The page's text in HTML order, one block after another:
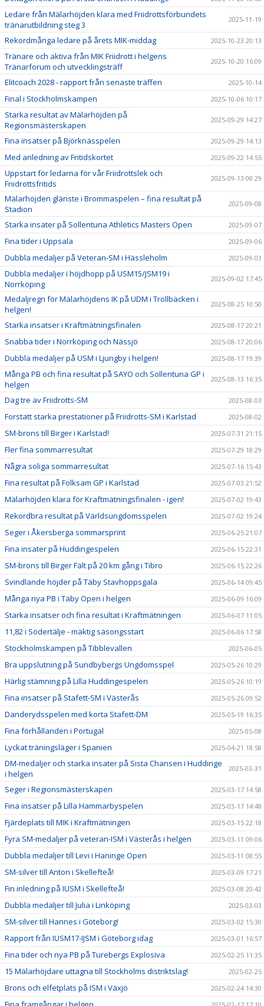
Ledare från Mälarhöjden klara med Friidrottsförbundets
tränarutbildning steg 3
2025-11-19
Rekordmånga ledare på årets MIK-middag 2025-10-23 20:13
Tränare och aktiva från MIK Friidrott i helgens
Tränarforum och utvecklingsträff
2025-10-20 16:09
Elitcoach 2028 - rapport från senaste träffen 2025-10-14
Final i Stockholmskampen 2025-10-06 10:17
Starka resultat av Mälarhöjden på
Regionsmästerskapen
2025-09-29 14:27
Fina insatser på Björknässpelen 2025-09-29 14:13
Med anledning av Fritidskortet 2025-09-22 14:55
Uppstart för ledarna för vår Friidrottslek och
Friidrottsfritids
2025-09-13 08:29
Mälarhöjden glänste i Brommaspelen – fina resultat på
Stadion
2025-09-08
Starka insater på Sollentuna Athletics Masters Open 2025-09-07
Fina tider i Uppsala 2025-09-06
Dubbla medaljer på Veteran-SM i Hässleholm 2025-09-03
Dubbla medaljer i höjdhopp på USM15/JSM19 i
Norrköping
2025-09-02 17:45
Medaljregn för Mälarhöjdens IK på UDM i Trollbäcken i
helgen!
2025-08-25 10:50
Starka insatser i Kraftmätningsfinalen 2025-08-17 20:21
Snabba tider i Norrköping och Nässjö 2025-08-17 20:06
Dubbla medaljer på USM i Ljungby i helgen! 2025-08-17 19:39
Många PB och fina resultat på SAYO och Sollentuna GP i
helgen
2025-08-13 16:35
Dag tre av Friidrotts-SM 2025-08-03
Forstatt starka prestationer på Friidrotts-SM i Karlstad 2025-08-02
SM-brons till Birger i Karlstad! 2025-07-31 21:15
Fler fina sommarresultat 2025-07-29 18:29
Några soliga sommarresultat 2025-07-16 15:43
Fina resultat på Folksam GP i Karlstad 2025-07-03 21:52
Mälarhöjden klara för Kraftmätningsfinalen - igen! 2025-07-02 19:43
Rekordbra resultat på Världsungdomsspelen 2025-07-02 19:24
Seger i Åkersberga sommarsprint 2025-06-25 21:07
Fina insater på Huddingespelen 2025-06-15 22:31
SM-brons till Birger Fält på 20 km gång i Tibro 2025-06-15 22:26
Svindlande höjder på Täby Stavhoppsgala 2025-06-14 09:45
Många nya PB i Täby Open i helgen 2025-06-09 16:09
Starka insatser och fina resultat i Kraftmätningen 2025-06-07 11:05
11,82 i Södertälje - mäktig säsongsstart 2025-06-06 17:58
Stockholmskampen på Tibblevallen 2025-06-05
Bra uppslutning på Sundbybergs Ungdomsspel 2025-05-26 10:29
Härlig stämning på Lilla Huddingespelen 2025-05-26 10:19
Fina insatser på Stafett-SM i Västerås 2025-05-26 09:52
Danderydsspelen med korta Stafett-DM 2025-05-19 16:35
Fina förhållanden i Portugal 2025-05-08
Lyckat träningsläger i Spanien 2025-04-21 18:58
DM-medaljer och starka insater på Sista Chansen i Huddinge
i helgen
2025-03-31
Seger i Regionsmästerskapen 2025-03-17 14:58
Fina insatser på Lilla Hammarbyspelen 2025-03-17 14:48
Fjärdeplats till MIK i Kraftmätningen 2025-03-15 22:18
Fyra SM-medaljer på veteran-ISM i Västerås i helgen 2025-03-11 09:06
Dubbla medaljer till Levi i Haninge Open 2025-03-11 08:55
SM-silver till Anton i Skellefteå! 2025-03-09 17:21
Fin inledning på IUSM i Skellefteå! 2025-03-08 20:42
Dubbla medaljer till Julia i Linköping 2025-03-03
SM-silver till Hannes i Göteborg! 2025-03-02 15:30
Rapport från IUSM17-IJSM i Göteborg idag 2025-03-01 16:57
Fina tider och nya PB på Turebergs Explosiva 2025-02-25 11:35
15 Mälarhöjdare uttagna till Stockholms distriktslag! 2025-02-25
Brons och elfetplats på ISM i Växjö 2025-02-24 14:30